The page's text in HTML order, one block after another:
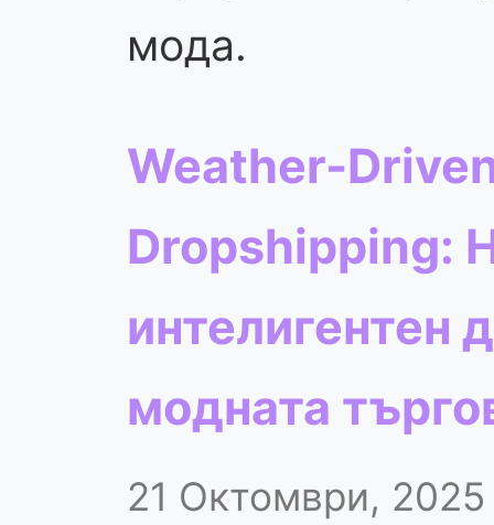
мода.
Weather-
Dropshipping:
интелигентен
модната
21 Октомври, 2025